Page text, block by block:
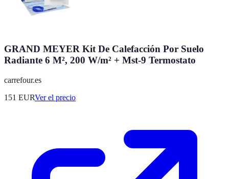
GRAND MEYER Kit De Calefacción Por Suelo
Radiante 6 M², 200 W/m² + Mst-9 Termostato
carrefour.es
151 EURVer el precio